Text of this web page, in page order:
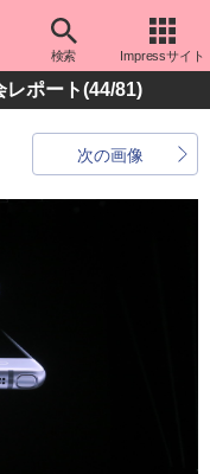
検索 Impressサイト
ポート(44/81)
次の画像